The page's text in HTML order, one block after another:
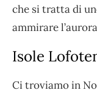
che si tratta di
ammirare
Isole
Ci troviamo in